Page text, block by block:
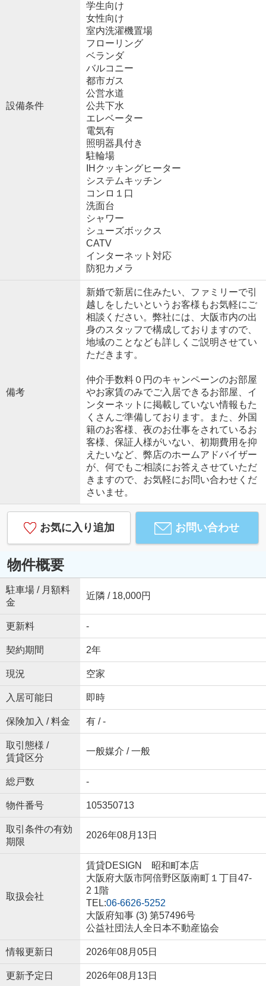
設備条件
学生向け
女性向け
室内洗濯機置場
フローリング
ベランダ
バルコニー
都市ガス
公営水道
公共下水
エレベーター
電気有
照明器具付き
駐輪場
IHクッキングヒーター
システムキッチン
コンロ１口
洗面台
シャワー
シューズボックス
CATV
インターネット対応
防犯カメラ
備考
新婚で新居に住みたい、ファミリーで引
越しをしたいというお客様もお気軽にご
相談ください。弊社には、大阪市内の出
身のスタッフで構成しておりますので、
地域のことなども詳しくご説明させてい
ただきます。
仲介手数料０円のキャンペーンのお部屋
やお家賃のみでご入居できるお部屋、イ
ンターネットに掲載していない情報もた
くさんご準備しております。また、外国
籍のお客様、夜のお仕事をされているお
客様、保証人様がいない、初期費用を抑
えたいなど、弊店のホームアドバイザー
が、何でもご相談にお答えさせていただ
きますので、お気軽にお問い合わせくだ
さいませ。
お気に入り追加 お問い合わせ
物件概要
駐車場 / 月額料
金
近隣 / 18,000円
更新料 -
契約期間 2年
現況 空家
入居可能日 即時
保険加入 / 料金 有 / -
取引態様 /
賃貸区分
一般媒介 / 一般
総戸数 -
物件番号 105350713
取引条件の有効
期限
2026年08月13日
取扱会社
賃貸DESIGN 昭和町本店
大阪府大阪市阿倍野区阪南町１丁目47-
2 1階
TEL:06-6626-5252
大阪府知事 (3) 第57496号
公益社団法人全日本不動産協会
情報更新日 2026年08月05日
更新予定日 2026年08月13日